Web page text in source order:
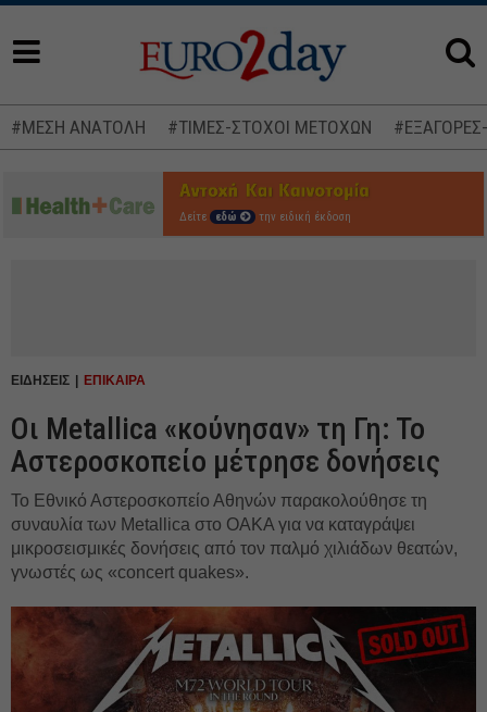
#ΜΕΣΗ ΑΝΑΤΟΛΗ #ΤΙΜΕΣ-ΣΤΟΧΟΙ ΜΕΤΟΧΩΝ
Δείτε εδώ την ειδική έκδοση
ΕΙΔΗΣΕΙΣ ΕΠΙΚΑΙΡΑ
Οι Metallica «κούνησαν» τη Γη: Το
Αστεροσκοπείο μέτρησε δονήσεις
Το Εθνικό Αστεροσκοπείο Αθηνών παρακολούθησε τη
συναυλία των Metallica στο ΟΑΚΑ για να καταγράψει
μικροσεισμικές δονήσεις από τον παλμό χιλιάδων θεατών,
γνωστές ως «concert quakes».